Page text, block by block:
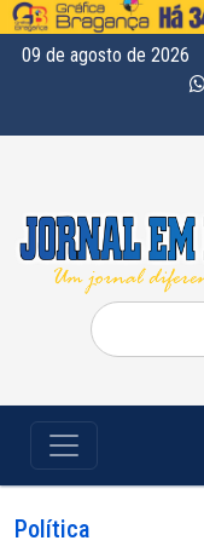
09 de agosto de 2026
Pesquisar
por:
Política